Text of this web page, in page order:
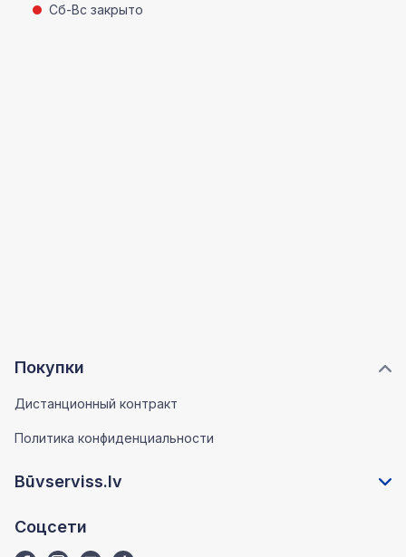
Покупки
Дистанционный контракт
Политика конфиденциальности
Būvserviss.lv
Соцсети
Сб-Вс закрыто